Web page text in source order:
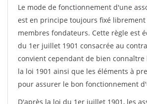
Le mode de fonctionnement d'une
est en principe toujours fixé librement
membres fondateurs. Cette règle est
du 1er juillet 1901 consacrée au
convient cependant de bien connaître
la loi 1901 ainsi que les éléments à
pour assurer le bon fonctionnement
D'après la loi du 1er juillet 1901, les